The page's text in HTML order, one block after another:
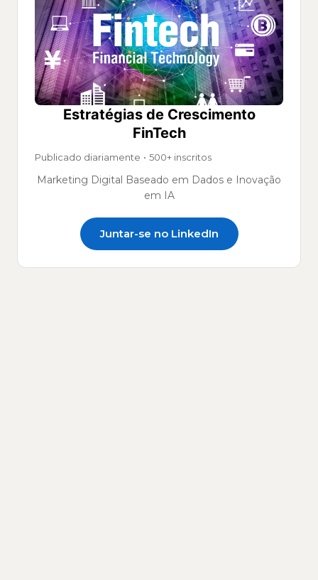
Estratégias de Crescimento
FinTech
Publicado diariamente • 500+ inscritos
Marketing Digital Baseado em Dados e Inovação
em IA
Juntar-se no LinkedIn